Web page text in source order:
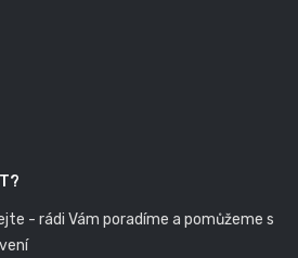
- rádi Vám poradíme a pomůžeme s